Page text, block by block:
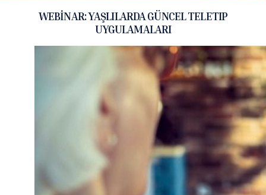
WEBİNAR: YAŞLILARDA GÜNCEL TELETIP
UYGULAMALARI